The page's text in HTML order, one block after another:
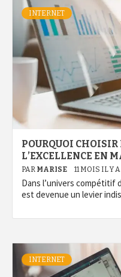
INTERNET
POURQUOI
L’EXCELLENCE EN
PAR MARISE 11 MOIS IL Y A
Dans l’univers compétitif
est devenue un levier
INTERNET